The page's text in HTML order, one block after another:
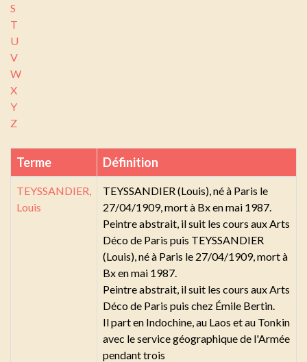
S
T
U
V
W
X
Y
Z
Terme Définition
TEYSSANDIER,
Louis
TEYSSANDIER (Louis), né à Paris le
27/04/1909, mort à Bx en mai 1987.
Peintre abstrait, il suit les cours aux Arts
Déco de Paris puis TEYSSANDIER
(Louis), né à Paris le 27/04/1909, mort à
Bx en mai 1987.
Peintre abstrait, il suit les cours aux Arts
Déco de Paris puis chez Émile Bertin.
Il part en Indochine, au Laos et au Tonkin
avec le service géographique de l'Armée
pendant trois